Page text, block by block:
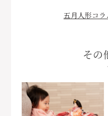
五月人形コ
その